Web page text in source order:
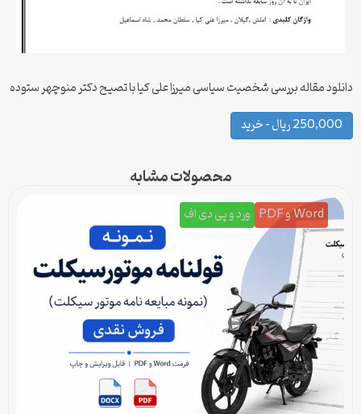
دانلود مقاله بررسی شخصیت سیاسی میرزا علی کیا با تصیح دکتر منوچهر ستوده
250,000 ریال – خرید
محصولات مشابه
Word و PDF ورد و پی دی اف